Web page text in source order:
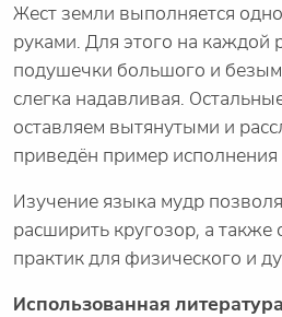
Жест земли выполняется
руками. Для этого на каждой
подушечки большого и
слегка надавливая.
оставляем вытянутыми и
приведён пример
Изучение языка мудр
расширить кругозор, а также
практик для физического и
Использованная